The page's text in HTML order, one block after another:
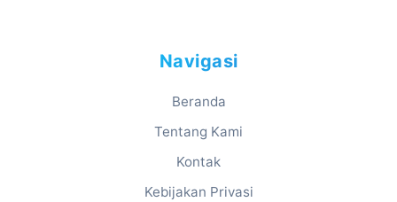
Navigasi
Beranda
Tentang Kami
Kontak
Kebijakan Privasi